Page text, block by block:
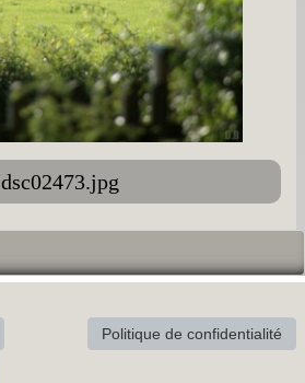
dsc02473.jpg
Politique de confidentialité